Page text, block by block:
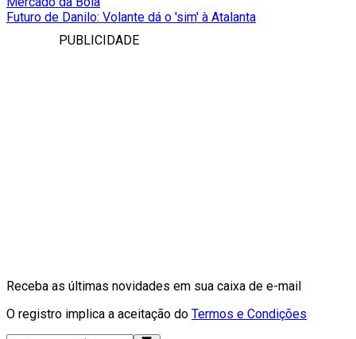
Futuro de Danilo: Volante dá o 'sim' à Atalanta
PUBLICIDADE
Receba as últimas novidades em sua caixa de e-mail
O registro implica a aceitação do Termos e Condições